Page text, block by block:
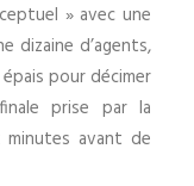
» avec une
dizaine d’agents,
pour décimer
prise par la
avant de